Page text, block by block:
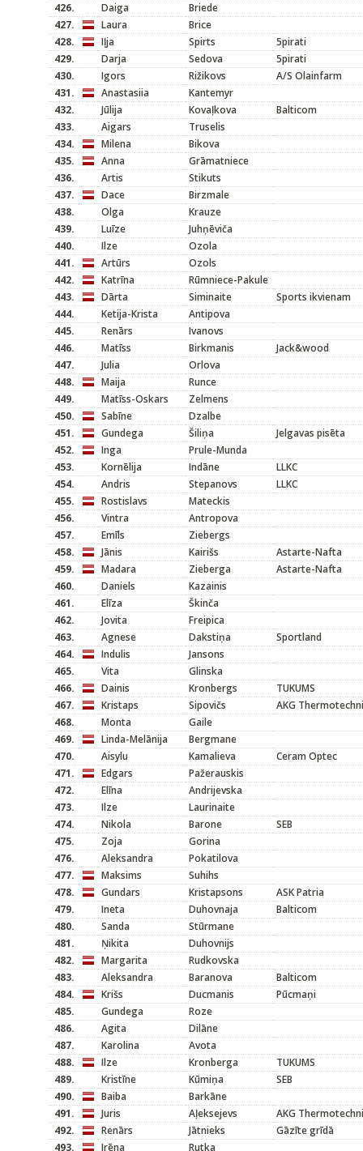
426.
Daiga
Briede
427.
Laura
Brice
428.
Iļja Spirts
5pirati
429.
Darja Sedova
5pirati
430.
Igors Rižikovs
A/S Olainfarm
431.
Anastasiia
Kantemyr
432.
Jūlija Kovaļkova
Balticom
433.
Aigars
Truselis
434.
Milena
Bikova
435.
Anna
Grāmatniece
436.
Artis
Stikuts
437.
Dace
Birzmale
438.
Olga
Krauze
439.
Luīze
Juhņēviča
440.
Ilze
Ozola
441.
Artūrs
Ozols
442.
Katrīna
Rūmniece-Pakule
443.
Dārta Siminaite
Sports ikvienam
444.
Ketija-Krista
Antipova
445.
Renārs
Ivanovs
446.
Matīss Birkmanis
Jack&wood
447.
Julia
Orlova
448.
Maija
Runce
449.
Matīss-Oskars
Zelmens
450.
Sabīne
Dzalbe
451.
Gundega Šiliņa
Jelgavas pisēta
452.
Inga
Prule-Munda
453.
Kornēlija Indāne
LLKC
454.
Andris Stepanovs
LLKC
455.
Rostislavs
Mateckis
456.
Vintra
Antropova
457.
Emīls
Ziebergs
458.
Jānis Kairišs
Astarte-Nafta
459.
Madara Zieberga
Astarte-Nafta
460.
Daniels
Kazainis
461.
Elīza
Škinča
462.
Jovita
Freipica
463.
Agnese Dakstiņa
Sportland
464.
Indulis
Jansons
465.
Vita
Glinska
466.
Dainis Kronbergs
TUKUMS
467.
Kristaps Sipovičs
AKG
468.
Monta
Gaile
469.
Linda-Melānija
Bergmane
470.
Aisylu Kamalieva
Ceram Optec
471.
Edgars
Pažerauskis
472.
Elīna
Andrijevska
473.
Ilze
Laurinaite
474.
Nikola Barone
SEB
475.
Zoja
Gorina
476.
Aleksandra
Pokatilova
477.
Maksims
Suhihs
478.
Gundars Kristapsons
ASK Patria
479.
Ineta Duhovnaja
Balticom
480.
Sanda
Stūrmane
481.
Ņikita
Duhovnijs
482.
Margarita
Rudkovska
483.
Aleksandra Baranova
Balticom
484.
Krišs Ducmanis
Pūcmaņi
485.
Gundega
Roze
486.
Agita
Dilāne
487.
Karolina
Avota
488.
Ilze Kronberga
TUKUMS
489.
Kristīne Kūmiņa
SEB
490.
Baiba
Barkāne
491.
Juris Aļeksejevs
AKG
492.
Renārs Jātnieks
Gāzīte grīdā
493.
Irēna Rutka